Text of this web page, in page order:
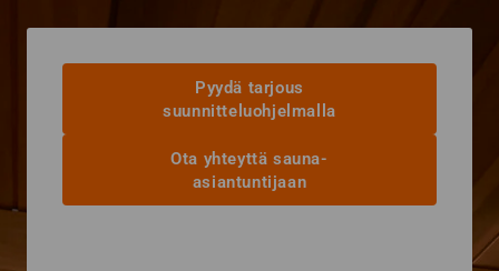
Pyydä tarjous
suunnitteluohjelmalla
Ota yhteyttä sauna-
asiantuntijaan